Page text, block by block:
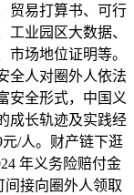
贸易打算书、可行
业园区大数据、
场地位证明等。
全人对圈外人依法
安全形式，中国义
成长轨迹及实践经
/人。财产链下逛
年义务险赔付金
间接向圈外人领取